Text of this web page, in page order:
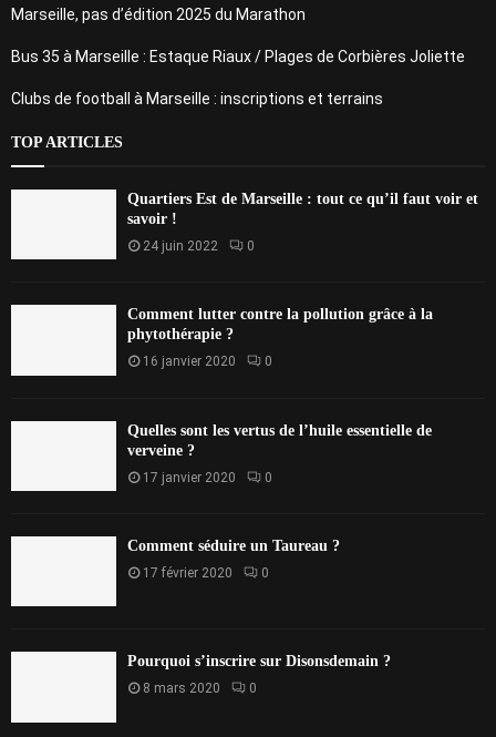
Marseille, pas d’édition 2025 du Marathon
Bus 35 à Marseille : Estaque Riaux / Plages de Corbières Joliette
Clubs de football à Marseille : inscriptions et terrains
TOP ARTICLES
Quartiers Est de Marseille : tout ce qu’il faut voir et
savoir !
24 juin 2022 0
Comment lutter contre la pollution grâce à la
phytothérapie ?
16 janvier 2020 0
Quelles sont les vertus de l’huile essentielle de
verveine ?
17 janvier 2020 0
Comment séduire un Taureau ?
17 février 2020 0
Pourquoi s’inscrire sur Disonsdemain ?
8 mars 2020 0